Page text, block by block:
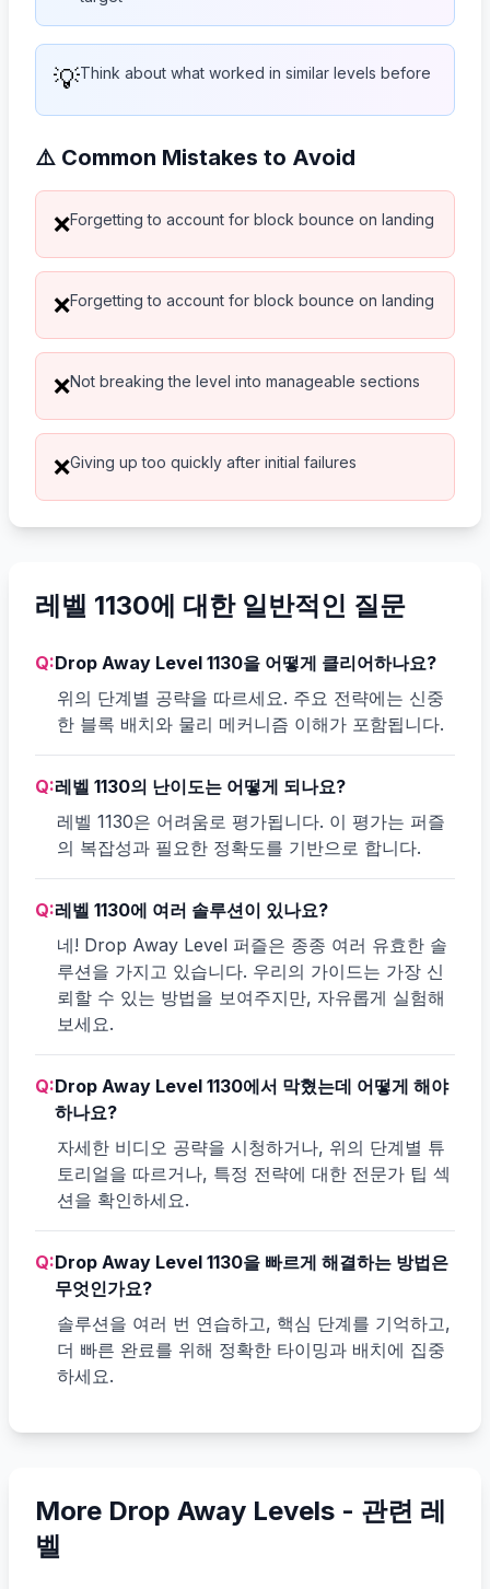
💡Think about what worked in similar levels before
⚠️ Common Mistakes to Avoid
❌Forgetting to account for block bounce on landing
❌Forgetting to account for block bounce on landing
❌Not breaking the level into manageable sections
❌Giving up too quickly after initial failures
레벨 1130에 대한 일반적인 질문
Q:Drop Away Level 1130을 어떻게 클리어하나요?
위의 단계별 공략을 따르세요. 주요 전략에는 신중
한 블록 배치와 물리 메커니즘 이해가 포함됩니다.
Q:레벨 1130의 난이도는 어떻게 되나요?
레벨 1130은 어려움로 평가됩니다. 이 평가는 퍼즐
의 복잡성과 필요한 정확도를 기반으로 합니다.
Q:레벨 1130에 여러 솔루션이 있나요?
네! Drop Away Level 퍼즐은 종종 여러 유효한 솔
루션을 가지고 있습니다. 우리의 가이드는 가장 신
뢰할 수 있는 방법을 보여주지만, 자유롭게 실험해
보세요.
Q:Drop Away Level 1130에서 막혔는데 어떻게 해야
하나요?
자세한 비디오 공략을 시청하거나, 위의 단계별 튜
토리얼을 따르거나, 특정 전략에 대한 전문가 팁 섹
션을 확인하세요.
Q:Drop Away Level 1130을 빠르게 해결하는 방법은
무엇인가요?
솔루션을 여러 번 연습하고, 핵심 단계를 기억하고,
더 빠른 완료를 위해 정확한 타이밍과 배치에 집중
하세요.
More Drop Away Levels - 관련 레
벨